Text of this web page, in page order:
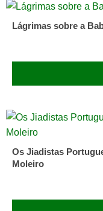
Lágrimas sobre a
Os Jiadistas
Moleiro